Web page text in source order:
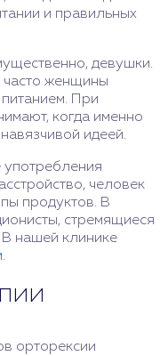
и правильных
девушки.
часто женщины
При
когда именно
идеей.
употребления
человек
продуктов. В
стремящиеся
нашей клинике
.
орторексии